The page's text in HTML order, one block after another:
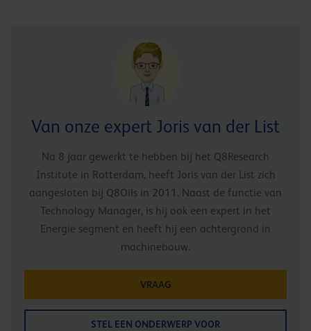
Van onze expert Joris van der List
Na 8 jaar gewerkt te hebben bij het Q8Research
Institute in Rotterdam, heeft Joris van der List zich
aangesloten bij Q8Oils in 2011. Naast de functie van
Technology Manager, is hij ook een expert in het
Energie segment en heeft hij een achtergrond in
machinebouw.
VRAAG
STEL EEN ONDERWERP VOOR